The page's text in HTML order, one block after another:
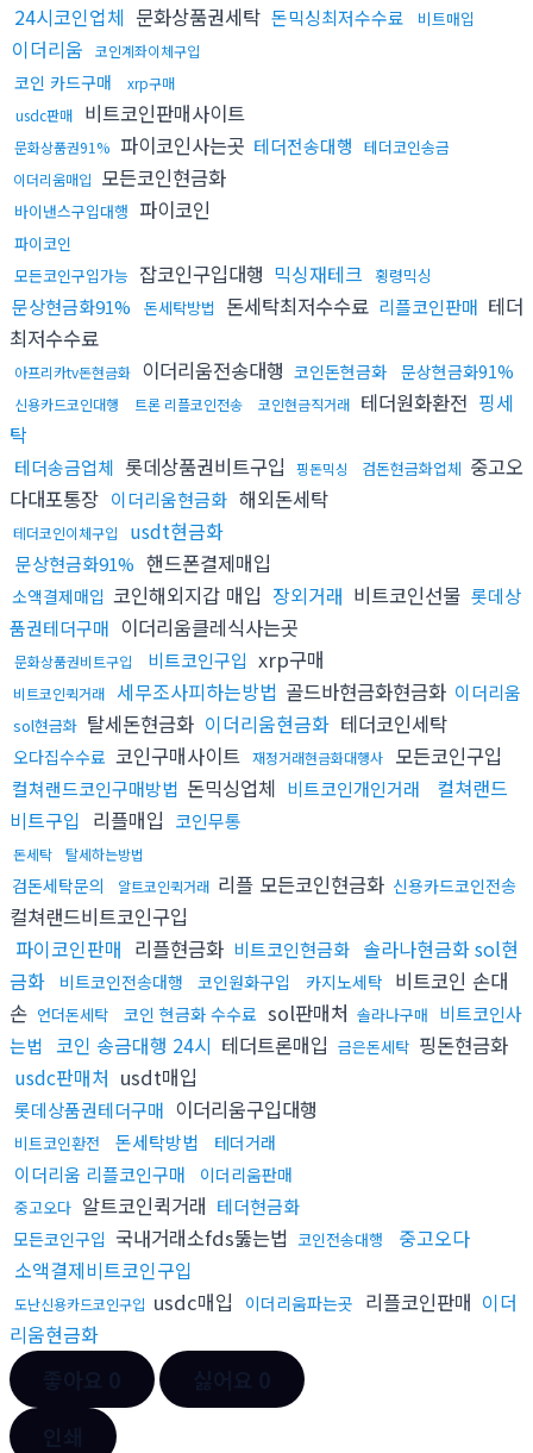
24시코인업체 문화상품권세탁 돈믹싱최저수수료 비트매입
이더리움 코인계좌이체구입
코인 카드구매
xrp구매
usdc판매
비트코인판매사이트
문화상품권91% 파이코인사는곳 테더전송대행 테더코인송금
이더리움매입 모든코인현금화
바이낸스구입대행 파이코인
파이코인
모든코인구입가능 잡코인구입대행 믹싱재테크 횡령믹싱
문상현금화91% 돈세탁방법 돈세탁최저수수료 리플코인판매 테더
최저수수료
아프리카tv돈현금화 이더리움전송대행 코인돈현금화 문상현금화91%
신용카드코인대행 트론 리플코인전송 코인현금직거래 테더원화환전 핑세
탁
테더송금업체 롯데상품권비트구입 핑돈믹싱 검돈현금화업체 중고오
다대포통장 이더리움현금화 해외돈세탁
테더코인이체구입 usdt현금화
문상현금화91% 핸드폰결제매입
소액결제매입 코인해외지갑 매입 장외거래 비트코인선물 롯데상
품권테더구매 이더리움클레식사는곳
문화상품권비트구입 비트코인구입 xrp구매
비트코인퀵거래 세무조사피하는방법 골드바현금화현금화 이더리움
sol현금화 탈세돈현금화 이더리움현금화 테더코인세탁
오다집수수료 코인구매사이트 재정거래현금화대행사 모든코인구입
컬쳐랜드코인구매방법 돈믹싱업체 비트코인개인거래
컬쳐랜드
비트구입 리플매입 코인무통
돈세탁 탈세하는방법
검돈세탁문의 알트코인퀵거래 리플 모든코인현금화 신용카드코인전송
컬쳐랜드비트코인구입
파이코인판매 리플현금화 비트코인현금화 솔라나현금화 sol현
금화
비트코인전송대행 코인원화구입 카지노세탁 비트코인 손대
손 언더돈세탁 코인 현금화 수수료 sol판매처 솔라나구매 비트코인사
는법 코인 송금대행 24시 테더트론매입 금은돈세탁 핑돈현금화
usdc판매처 usdt매입
롯데상품권테더구매 이더리움구입대행
비트코인환전 돈세탁방법 테더거래
이더리움 리플코인구매 이더리움판매
중고오다 알트코인퀵거래 테더현금화
모든코인구입 국내거래소fds뚫는법 코인전송대행
중고오다
소액결제비트코인구입
도난신용카드코인구입 usdc매입 이더리움파는곳 리플코인판매 이더
리움현금화